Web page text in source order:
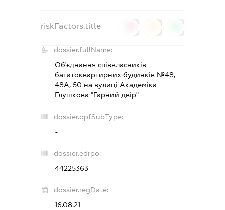
riskFactors.title
dossier.fullName:
Об'єднання співвласників
багатоквартирних будинків №48,
48А, 50 на вулиці Академіка
Глушкова "Гарний двір"
dossier.opfSubType:
-
dossier.edrpo:
44225363
dossier.regDate:
16.08.21